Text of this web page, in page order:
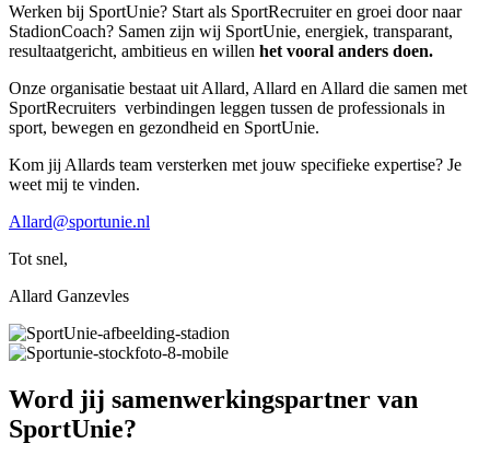
Werken bij SportUnie? Start als SportRecruiter en groei door naar
StadionCoach? Samen zijn wij SportUnie, energiek, transparant,
resultaatgericht, ambitieus en willen het vooral anders doen.
Onze organisatie bestaat uit Allard, Allard en Allard die samen met
SportRecruiters verbindingen leggen tussen de professionals in
sport, bewegen en gezondheid en SportUnie.
Kom jij Allards team versterken met jouw specifieke expertise? Je
weet mij te vinden.
Allard@sportunie.nl
Tot snel,
Allard Ganzevles
Word jij samenwerkingspartner van
SportUnie?